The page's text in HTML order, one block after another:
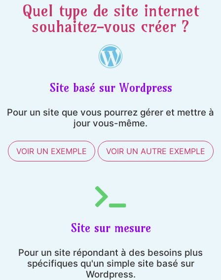
Quel type de site internet
souhaitez-vous créer ?
Site basé sur Wordpress
Pour un site que vous pourrez gérer et mettre à
jour vous-même.
VOIR UN EXEMPLE VOIR UN AUTRE EXEMPLE
Site sur mesure
Pour un site répondant à des besoins plus
spécifiques qu'un simple site basé sur
Wordpress.